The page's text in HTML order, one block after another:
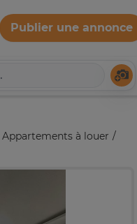
Publier une annonce
Appartements à louer